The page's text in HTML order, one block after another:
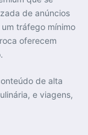
de anúncios
tráfego mínimo
oferecem
de alta
e viagens,